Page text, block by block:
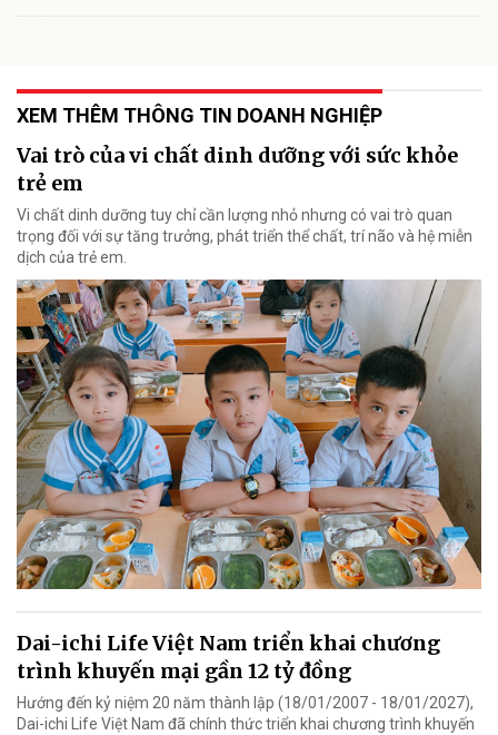
XEM THÊM THÔNG TIN DOANH NGHIỆP
Vai trò của vi chất dinh dưỡng với sức khỏe
trẻ em
Vi chất dinh dưỡng tuy chỉ cần lượng nhỏ nhưng có vai trò quan
trọng đối với sự tăng trưởng, phát triển thể chất, trí não và hệ miễn
dịch của trẻ em.
Dai-ichi Life Việt Nam triển khai chương
trình khuyến mại gần 12 tỷ đồng
Hướng đến kỷ niệm 20 năm thành lập (18/01/2007 - 18/01/2027),
Dai-ichi Life Việt Nam đã chính thức triển khai chương trình khuyến